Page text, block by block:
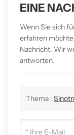
EINE
Wenn Sie sich
erfahren
Nachricht. Wir
antworten.
Thema :